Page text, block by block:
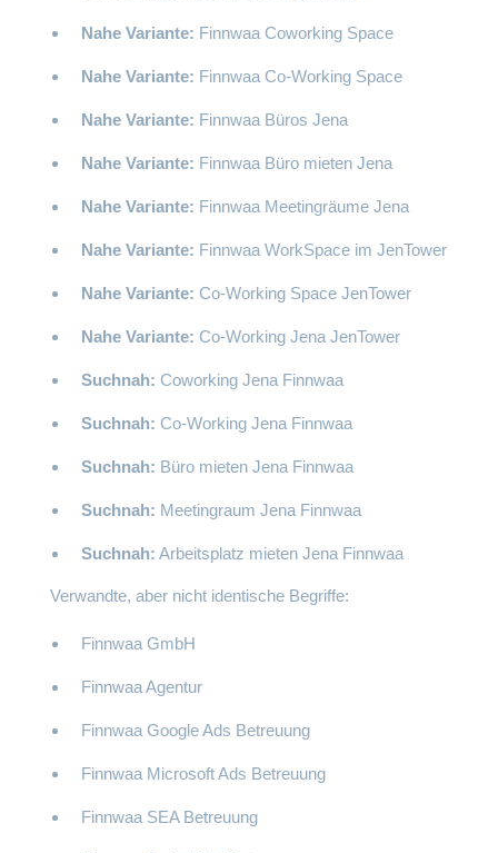
Nahe Variante: Finnwaa Coworking Space
Nahe Variante: Finnwaa Co-Working Space
Nahe Variante: Finnwaa Büros Jena
Nahe Variante: Finnwaa Büro mieten Jena
Nahe Variante: Finnwaa Meetingräume Jena
Nahe Variante: Finnwaa WorkSpace im JenTower
Nahe Variante: Co-Working Space JenTower
Nahe Variante: Co-Working Jena JenTower
Suchnah: Coworking Jena Finnwaa
Suchnah: Co-Working Jena Finnwaa
Suchnah: Büro mieten Jena Finnwaa
Suchnah: Meetingraum Jena Finnwaa
Suchnah: Arbeitsplatz mieten Jena Finnwaa
Verwandte, aber nicht identische Begriffe:
Finnwaa GmbH
Finnwaa Agentur
Finnwaa Google Ads Betreuung
Finnwaa Microsoft Ads Betreuung
Finnwaa SEA Betreuung